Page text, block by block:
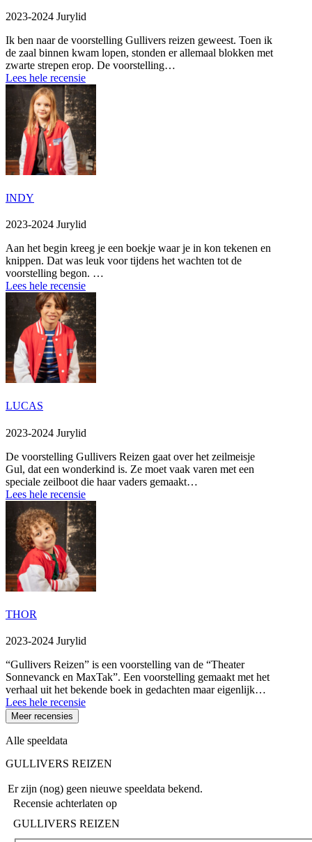
2023-2024 Jurylid
Ik ben naar de voorstelling Gullivers reizen geweest. Toen ik
de zaal binnen kwam lopen, stonden er allemaal blokken met
zwarte strepen erop. De voorstelling…
Lees hele recensie
INDY
2023-2024 Jurylid
Aan het begin kreeg je een boekje waar je in kon tekenen en
knippen. Dat was leuk voor tijdens het wachten tot de
voorstelling begon. …
Lees hele recensie
LUCAS
2023-2024 Jurylid
De voorstelling Gullivers Reizen gaat over het zeilmeisje
Gul, dat een wonderkind is. Ze moet vaak varen met een
speciale zeilboot die haar vaders gemaakt…
Lees hele recensie
THOR
2023-2024 Jurylid
“Gullivers Reizen” is een voorstelling van de “Theater
Sonnevanck en MaxTak”. Een voorstelling gemaakt met het
verhaal uit het bekende boek in gedachten maar eigenlijk…
Lees hele recensie
Meer recensies
Alle speeldata
GULLIVERS REIZEN
Er zijn (nog) geen nieuwe speeldata bekend.
Recensie achterlaten op
GULLIVERS REIZEN